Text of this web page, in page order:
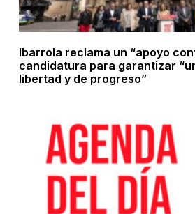
Ibarrola reclama un “apoyo
candidatura para garantizar
libertad y de progreso”